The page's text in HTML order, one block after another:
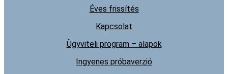
Éves frissítés
Kapcsolat
Ügyviteli program – alapok
Ingyenes próbaverzió